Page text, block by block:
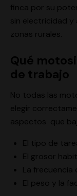
finca por su
sin electricidad
zonas rurales.
Qué
de trabajo
No todas las
elegir
aspectos que
El tipo de
El grosor
La frecuencia
El peso y la